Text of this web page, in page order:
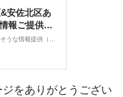
をありがとうござい